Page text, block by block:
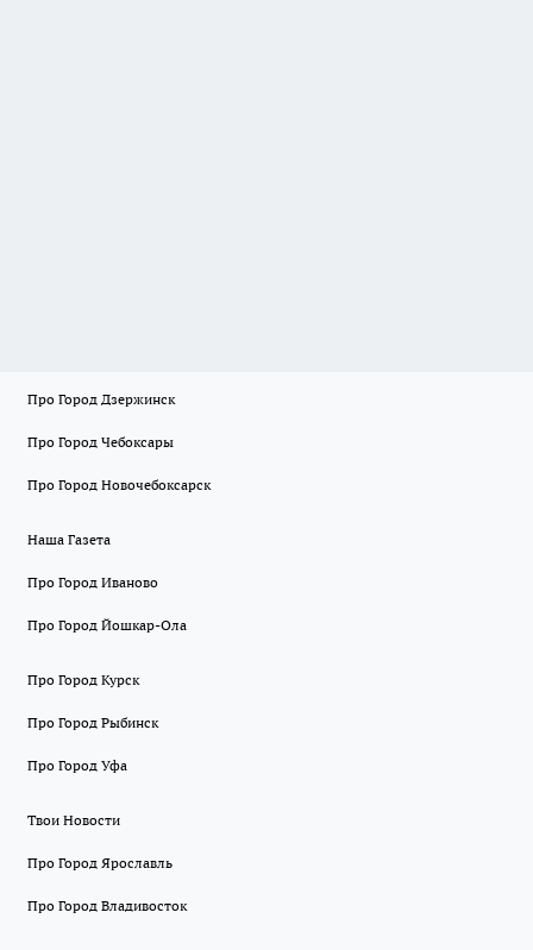
Про Город Дзержинск
Про Город Чебоксары
Про Город Новочебоксарск
Наша Газета
Про Город Иваново
Про Город Йошкар-Ола
Про Город Курск
Про Город Рыбинск
Про Город Уфа
Твои Новости
Про Город Ярославль
Про Город Владивосток